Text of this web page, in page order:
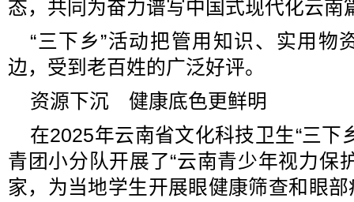
态，共同为奋力谱写中国式现代化云南
“三下乡”活动把管用知识、实用物
边，受到老百姓的广泛好评。
资源下沉 健康底色更鲜明
在2025年云南省文化科技卫生“三下
青团小分队开展了“云南青少年视力保
家，为当地学生开展眼健康筛查和眼